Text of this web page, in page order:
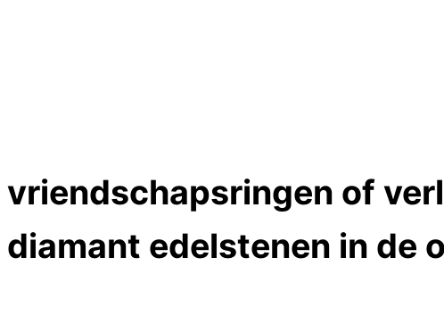
vriendschapsringen of
diamant edelstenen in de